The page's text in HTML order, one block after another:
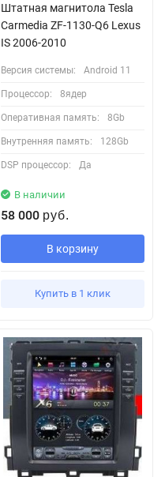
Штатная магнитола Tesla
Carmedia ZF-1130-Q6 Lexus
IS 2006-2010
Версия системы: Android 11
Процессор: 8ядер
Оперативная память: 8Gb
Внутренняя память: 128Gb
DSP процессор: Да
В наличии
58 000 руб.
В корзину
Купить в 1 клик